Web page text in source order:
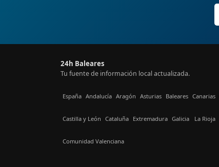
24h Baleares
Tu fuente de información local actualizada.
España Andalucía Aragón Asturias Baleares Canarias
Castilla y León Cataluña Extremadura Galicia La Rioja
Comunidad Valenciana